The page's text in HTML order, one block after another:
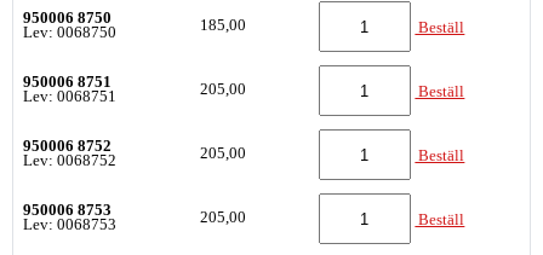
950006 8750
Lev: 0068750
185,00 Beställ
950006 8751
Lev: 0068751
205,00 Beställ
950006 8752
Lev: 0068752
205,00 Beställ
950006 8753
Lev: 0068753
205,00 Beställ